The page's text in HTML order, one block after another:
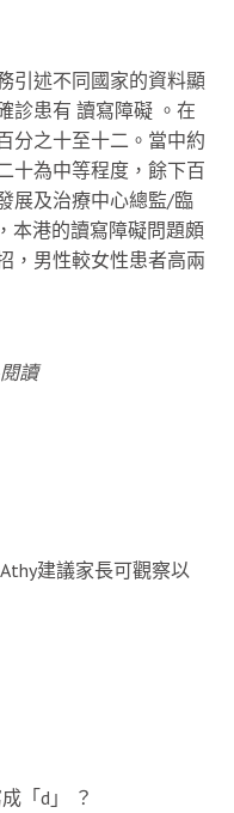
引述不同國家的資料顯
診患有 讀寫障礙 。在
分之十至十二。當中約
十為中等程度，餘下百
展及治療中心總監/臨
本港的讀寫障礙問題頗
，男性較女性患者高兩
建議家長可觀察以
「d」 ？